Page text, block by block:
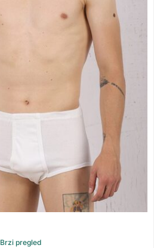
Brzi pregled